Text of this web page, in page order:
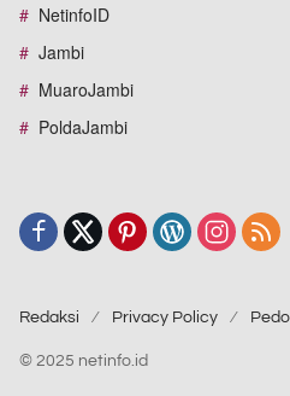
NetinfoID
Jambi
MuaroJambi
PoldaJambi
Redaksi Privacy Policy
© 2025 netinfo.id